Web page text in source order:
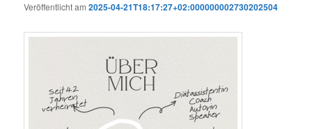
Veröffentlicht am2025-04-21T18:17:27+02:000000002730202504